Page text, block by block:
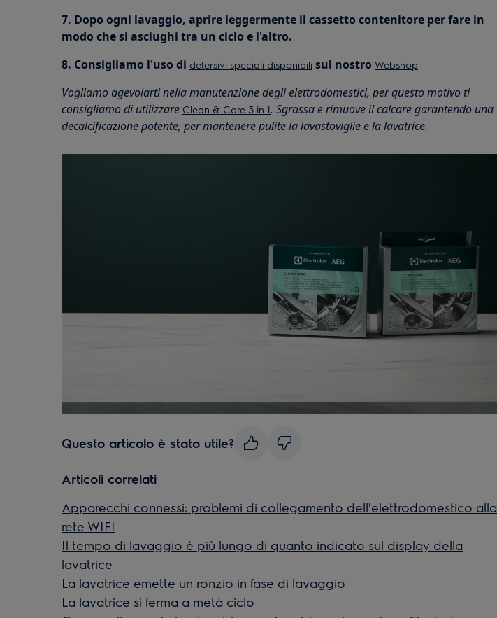
7. Dopo ogni lavaggio, aprire leggermente il cassetto contenitore per fare in
modo che si asciughi tra un ciclo e l'altro.
8. Consigliamo l'uso di detersivi speciali disponibili sul nostro Webshop
Vogliamo agevolarti nella manutenzione degli elettrodomestici, per questo motivo ti
consigliamo di utilizzare Clean & Care 3 in 1. Sgrassa e rimuove il calcare garantendo una
decalcificazione potente, per mantenere pulite la lavastoviglie e la lavatrice.
Questo articolo è stato utile?
Articoli correlati
Apparecchi connessi: problemi di collegamento dell'elettrodomestico alla
rete WIFI
Il tempo di lavaggio è più lungo di quanto indicato sul display della
lavatrice
La lavatrice emette un ronzio in fase di lavaggio
La lavatrice si ferma a metà ciclo